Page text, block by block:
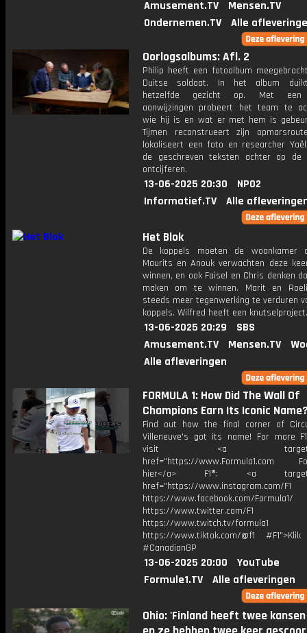
Amusement.TV
Mensen.TV
Ondernemen.TV
Alle
Oorlogsalbums: Afl. 2
Philip heeft een fotoalbum
Duitse soldaat. In het album
hetzelfde gezicht op. Met een
aanwijzingen probeert het team te
wie hij is en wat er met hem is
Tijmen reconstrueert zijn
lokaliseert een foto en researcher
de geschreven teksten achter op
ontcijferen.
13-06-2025 20:30
NPO2
Informatief.TV
Alle
Het Blok
De koppels moeten de woonkamer
Maurits en Anouk verwachten deze
winnen, en ook Faisel en Chris denken
maken om te winnen. Marit en
steeds meer tegenwerking te verduren
koppels. Wilfred heeft een knutselproject.
13-06-2025 20:29
SBS
Amusement.TV
Mensen.TV
Alle afleveringen
FORMULA 1: How Did The Wall Of
Champions Earn Its Iconic
Find out how the final corner of
Villeneuve's got its name! For more
visit <a
href="https://www.Formula1.com
hier</a> F1®: <a
href="https://www.instagram.com/F1
https://www.facebook.com/Formula1/
https://www.twitter.com/F1
https://www.twitch.tv/formula1
https://www.tiktok.com/@f1
#CanadianGP
13-06-2025 20:00
YouTube
Formule1.TV
Alle afleveringen
Ohio: 'Finland heeft twee